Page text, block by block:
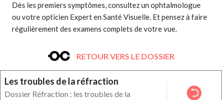
Dès les premiers symptômes, consultez un ophtalmologue
ou votre opticien Expert en Santé Visuelle. Et pensez à faire
régulièrement des examens complets de votre vue.
RETOUR VERS LE DOSSIER
Les troubles de la réfraction
Dossier Réfraction : les troubles de la